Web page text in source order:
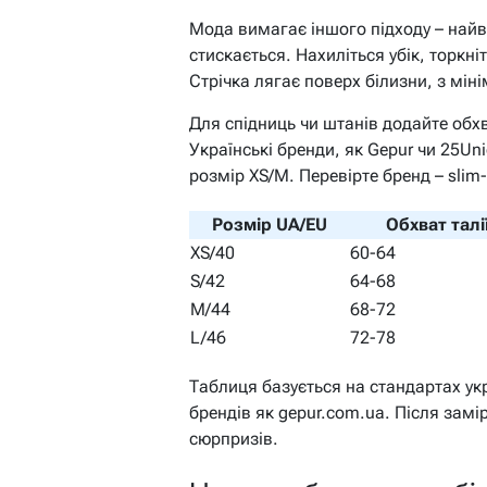
Мода вимагає іншого підходу –
стискається. Нахиліться убік,
Стрічка лягає поверх білизни, з
Для спідниць чи штанів додайте
Українські бренди, як Gepur чи
розмір XS/M. Перевірте бренд –
Розмір UA/EU
Обхват
XS/40
60-64
S/42
64-68
M/44
68-72
L/46
72-78
Таблиця базується на стандартах
брендів як gepur.com.ua. Після
сюрпризів.